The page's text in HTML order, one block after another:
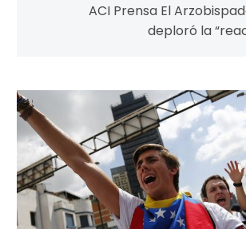
ACI Prensa El
deploró la
La
calle
y
el
diálogo
en
Venezuela